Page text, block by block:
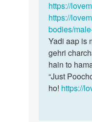
by
Vikash
Rajput
https://
https://
bodies/
Yadi aap is
gehri
hain to
“Just
ho! https://